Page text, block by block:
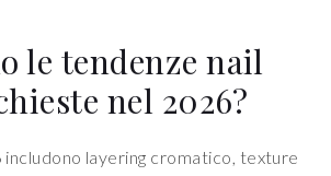
le tendenze nail
nel 2026?
includono layering cromatico, texture